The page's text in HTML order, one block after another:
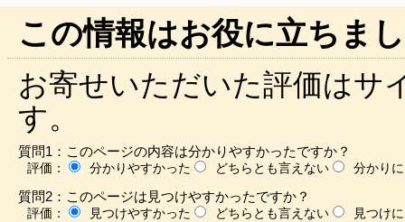
この情報はお役に立ちま
お寄せいただいた評価はサ
す。
質問1：このページの内容は分かりやすかったですか？
評価： 分かりやすかった どちらとも言えない 分かり
質問2：このページは見つけやすかったですか？
評価： 見つけやすかった どちらとも言えない 見つけ